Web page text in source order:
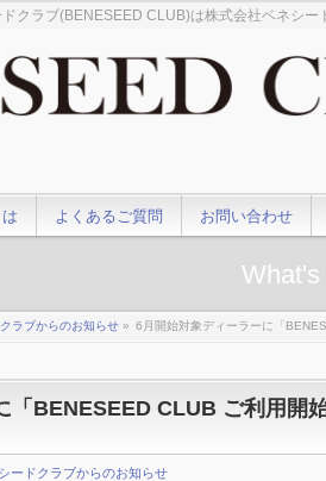
クラブ(BENESEED CLUB)は株式会社ベネシー
よくあるご質問 お問い合わせ
ラブからのお知らせ » 6月開始対象ディーラーに「
「BENESEED CLUB ご利用開
ードクラブからのお知らせ